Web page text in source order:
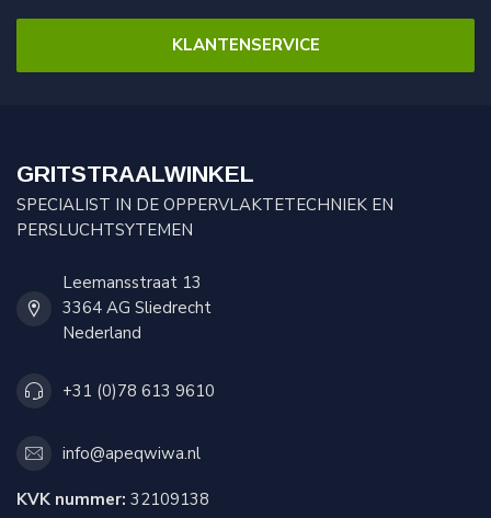
KLANTENSERVICE
GRITSTRAALWINKEL
SPECIALIST IN DE OPPERVLAKTETECHNIEK EN
PERSLUCHTSYTEMEN
Leemansstraat 13
3364 AG Sliedrecht
Nederland
+31 (0)78 613 9610
info@apeqwiwa.nl
KVK nummer: 32109138